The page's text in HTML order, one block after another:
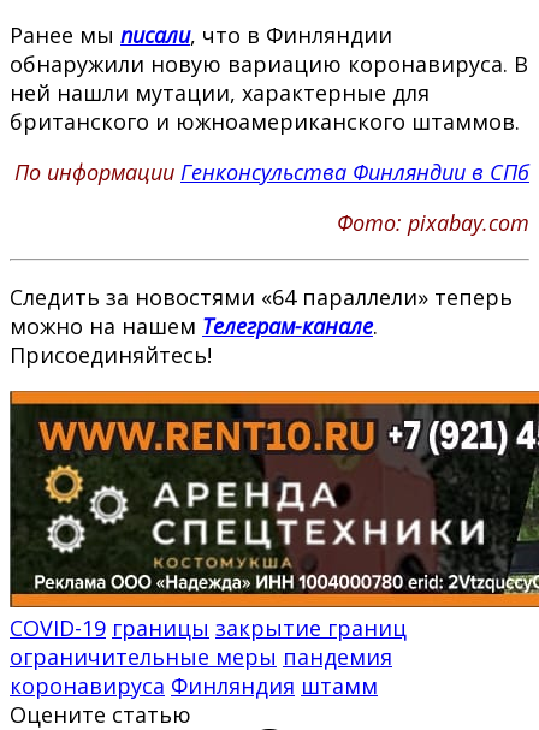
Ранее мы писали, что в Финляндии
обнаружили новую вариацию коронавируса. В
ней нашли мутации, характерные для
британского и южноамериканского штаммов.
По информации Генконсульства Финляндии в СПб
Фото: pixabay.com
Следить за новостями «64 параллели» теперь
можно на нашем Телеграм-канале.
Присоединяйтесь!
COVID-19 границы закрытие границ
ограничительные меры пандемия
коронавируса Финляндия штамм
Оцените статью